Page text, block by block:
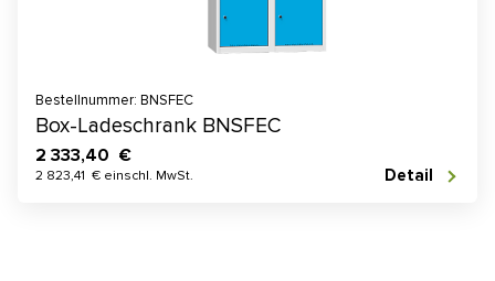
Bestellnummer: BNSFEC
Box-Ladeschrank BNSFEC
2 333,40 €
2 823,41 € einschl. MwSt. Detail